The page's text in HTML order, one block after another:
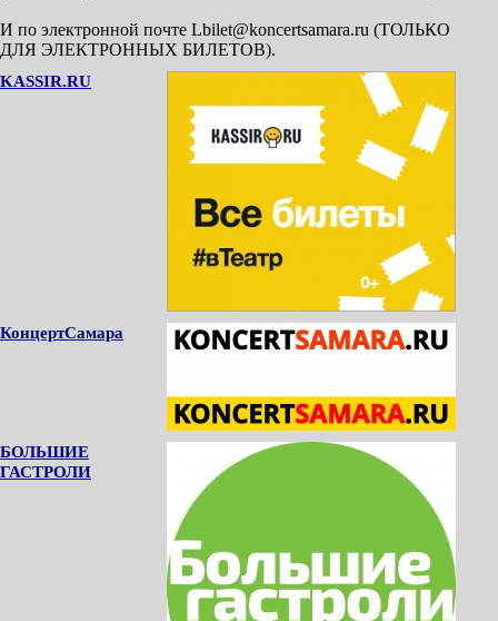
И по электронной почте Lbilet@koncertsamara.ru (ТОЛЬКО
ДЛЯ ЭЛЕКТРОННЫХ БИЛЕТОВ).
KASSIR.RU
КонцертСамара
БОЛЬШИЕ
ГАСТРОЛИ